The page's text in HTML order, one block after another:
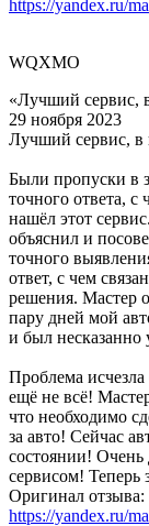
https://yandex.ru/
WQXMO
«Лучший сервис,
29 ноября 2023
Лучший сервис, в
Были пропуски в
точного ответа, с
нашёл этот
объяснил и
точного
ответ, с чем
решения. Мастер
пару дней мой
и был несказанно
Проблема исчезла
ещё не всё!
что необходимо
за авто! Сейчас
состоянии! Очень
сервисом! Теперь
Оригинал отзыва:
https://yandex.ru/